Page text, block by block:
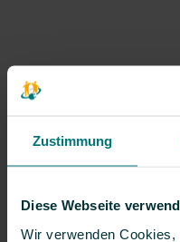
Zustimmung
Diese Webseite
Wir verwenden